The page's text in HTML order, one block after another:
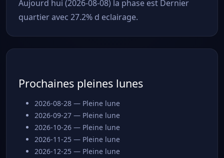
Aujourd hui (2026-08-08) la phase est Dernier
quartier avec 27.2% d eclairage.
Prochaines pleines lunes
2026-08-28 — Pleine lune
2026-09-27 — Pleine lune
2026-10-26 — Pleine lune
2026-11-25 — Pleine lune
2026-12-25 — Pleine lune